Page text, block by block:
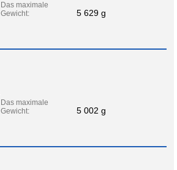
Das maximale
Gewicht:
5 629 g
Das maximale
Gewicht:
5 002 g